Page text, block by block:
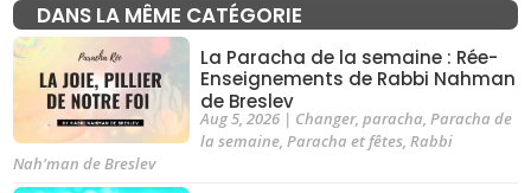
DANS LA MÊME CATÉGORIE
La Paracha de la semaine : Rée-
Enseignements de Rabbi Nahman
de Breslev
Aug 5, 2026| Changer, paracha, Paracha de
la semaine, Paracha et fêtes, Rabbi
Nah'man de Breslev